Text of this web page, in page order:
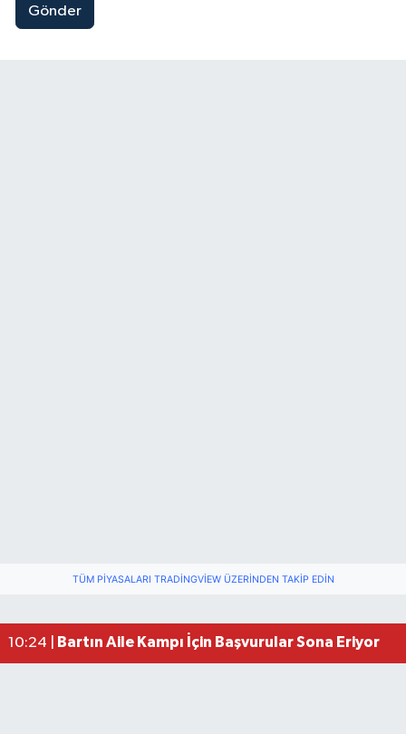
Gönder
TÜM PIYASALARI TRADINGVIEW ÜZERINDEN TAKIP EDIN
10:24 | Bartın Aile Kampı İçin Başvurular Sona Eriyor